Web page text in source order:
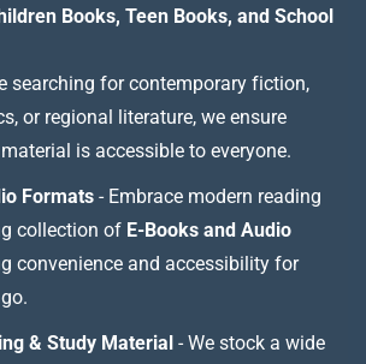
Books, Teen Books, and School
searching for contemporary fiction,
or regional literature, we ensure
is accessible to everyone.
Formats - Embrace modern reading
collection of E-Books and Audio
convenience and accessibility for
& Study Material - We stock a wide